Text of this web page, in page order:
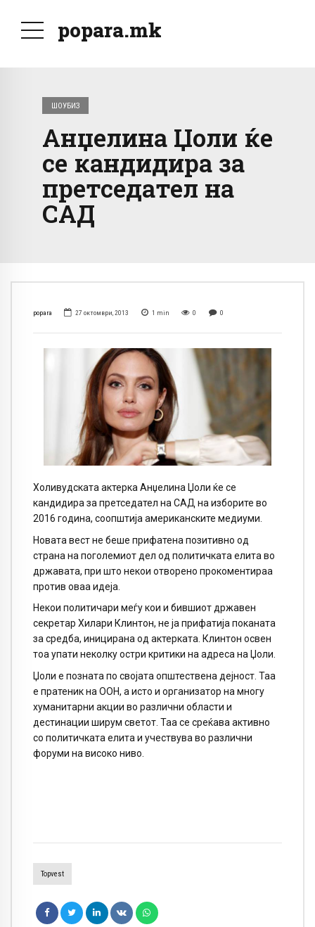
popara.mk
ШОУБИЗ
Анџелина Џоли ќе
се кандидира за
претседател на
САД
popara 27 октомври, 2013 1 min 0 0
Холивудската актерка Анџелина Џоли ќе се
кандидира за претседател на САД на изборите во
2016 година, соопштија американските медиуми.
Новата вест не беше прифатена позитивно од
страна на поголемиот дел од политичката елита во
државата, при што некои отворено прокоментираа
против оваа идеја.
Некои политичари меѓу кои и бившиот државен
секретар Хилари Клинтон, не ја прифатија поканата
за средба, иницирана од актерката. Клинтон освен
тоа упати неколку остри критики на адреса на Џоли.
Џоли е позната по својата општествена дејност. Таа
е пратеник на ООН, а исто и организатор на многу
хуманитарни акции во различни области и
дестинации ширум светот. Таа се среќава активно
со политичката елита и учествува во различни
форуми на високо ниво.
Topvest